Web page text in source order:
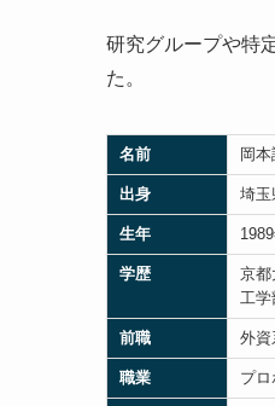
研究グループや特
た。
名前 岡
出身 埼玉
生年
学歴
京都
工
前職 外資
職業 プ